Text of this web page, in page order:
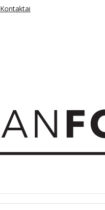
Kontaktai